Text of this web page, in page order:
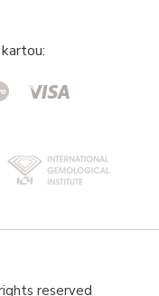
reserved